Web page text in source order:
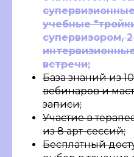
учебные
супервизором,
встречи;
База знаний из
вебинаров и
записи;
Участие в
из 8 арт-сессий;
Бесплатный